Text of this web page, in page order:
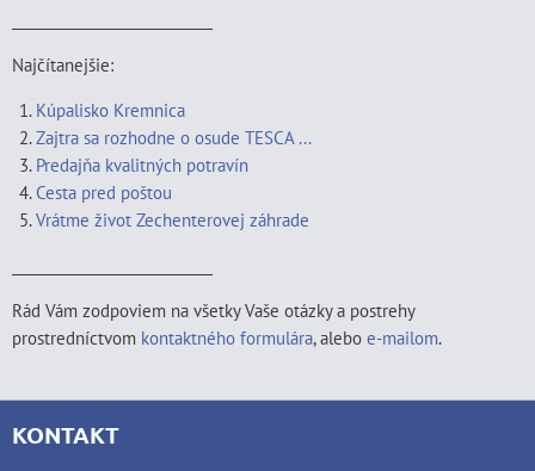
Najčítanejšie:
Kúpalisko Kremnica
Zajtra sa rozhodne o osude TESCA ...
Predajňa kvalitných potravín
Cesta pred poštou
Vrátme život Zechenterovej záhrade
Rád Vám zodpoviem na všetky Vaše otázky a postrehy
prostredníctvom kontaktného formulára, alebo e-mailom.
KONTAKT